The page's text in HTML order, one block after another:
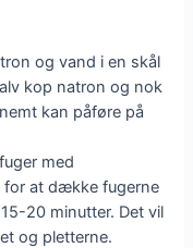
og vand i en skål
kop natron og nok
kan påføre på
med
for at dække fugerne
20 minutter. Det vil
og pletterne.